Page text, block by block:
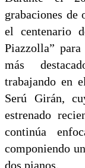
grabaciones de
el centenario
Piazzolla”
más
trabajando en
Serú Girán,
estrenado
continúa
componiendo
dos pianos.